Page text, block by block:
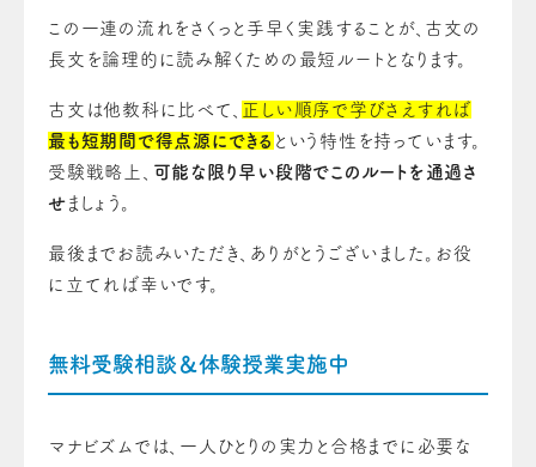
この一連の流れをさくっと手早く実践することが、古文の
長文を論理的に読み解くための最短ルートとなります。
古文は他教科に比べて、
正しい順序で学びさえすれば
最も短期間で得点源にできる という特性を持っています。
受験戦略上、 可能な限り早い段階でこのルートを通過さ
せ ましょう。
最後までお読みいただき、ありがとうございました。お役
に立てれば幸いです。
無料受験相談＆体験授業実施中
マナビズムでは、一人ひとりの実力と合格までに必要な